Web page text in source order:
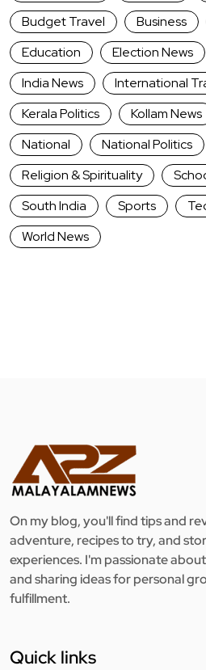
Budget Travel
Business
Education
Election News
India News
International
Kerala Politics
Kollam News
National
National Politics
Religion & Spirituality
South India
Sports
World News
On my blog, you'll find tips and
adventure, recipes to try, and
experiences. I'm passionate
and sharing ideas for personal
fulfillment.
Quick links